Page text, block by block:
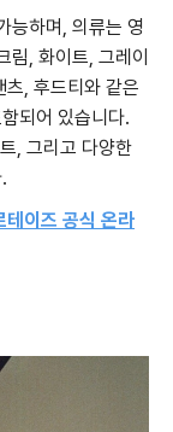
능하며, 의류는 영
림, 화이트, 그레이
츠, 후드티와 같은
되어 있습니다.
, 그리고 다양한
테이즈 공식 온라